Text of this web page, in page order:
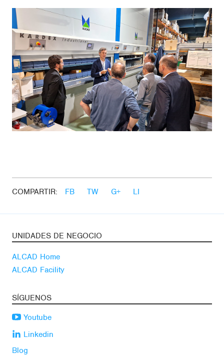
COMPARTIR: FB TW G+ LI
UNIDADES DE NEGOCIO
ALCAD Home
ALCAD Facility
SÍGUENOS
Youtube
Linkedin
Blog